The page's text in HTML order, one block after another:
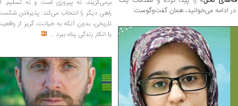
ادامه می‌خوانید، همان گفت‌وگوست:
برمی‌گزیند، نه پیروزی است و نه تسلیم.
راهی دیگر را انتخاب می‌کند: پذیرفتن
تاریخی، بدون آنکه به خیانت، گریز از
یا انکار زندگی پناه ببرد ...